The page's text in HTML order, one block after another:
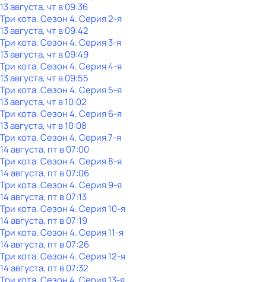
13 августа, чт в 09:36
Три кота. Сезон 4. Серия 2-я
13 августа, чт в 09:42
Три кота. Сезон 4. Серия 3-я
13 августа, чт в 09:49
Три кота. Сезон 4. Серия 4-я
13 августа, чт в 09:55
Три кота. Сезон 4. Серия 5-я
13 августа, чт в 10:02
Три кота. Сезон 4. Серия 6-я
13 августа, чт в 10:08
Три кота. Сезон 4. Серия 7-я
14 августа, пт в 07:00
Три кота. Сезон 4. Серия 8-я
14 августа, пт в 07:06
Три кота. Сезон 4. Серия 9-я
14 августа, пт в 07:13
Три кота. Сезон 4. Серия 10-я
14 августа, пт в 07:19
Три кота. Сезон 4. Серия 11-я
14 августа, пт в 07:26
Три кота. Сезон 4. Серия 12-я
14 августа, пт в 07:32